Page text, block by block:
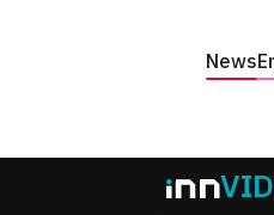
News